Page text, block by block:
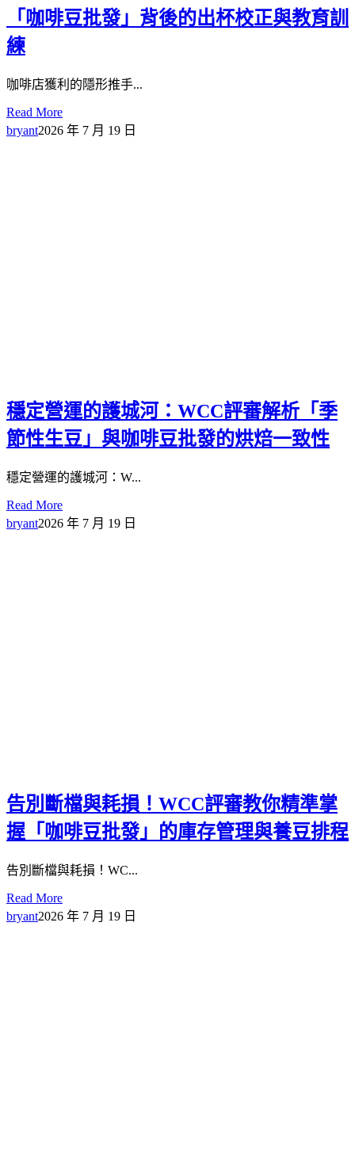
「咖啡豆批發」背後的出杯校正與教育訓
練
咖啡店獲利的隱形推手...
Read More
bryant2026 年 7 月 19 日
穩定營運的護城河：WCC評審解析「季
節性生豆」與咖啡豆批發的烘焙一致性
穩定營運的護城河：W...
Read More
bryant2026 年 7 月 19 日
告別斷檔與耗損！WCC評審教你精準掌
握「咖啡豆批發」的庫存管理與養豆排程
告別斷檔與耗損！WC...
Read More
bryant2026 年 7 月 19 日